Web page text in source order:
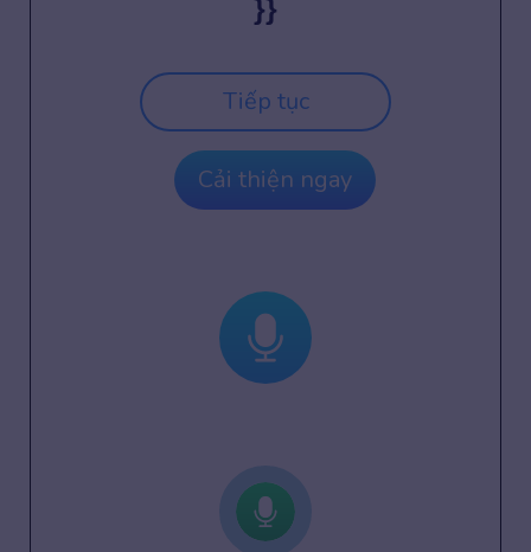
}}
Tiếp tục
Cải thiện ngay